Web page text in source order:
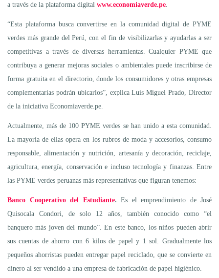
a través de la plataforma digital www.economiaverde.pe
“Esta plataforma busca convertirse en la comunidad digital de PYME
verdes más grande del Perú, con el fin de visibilizarlas y ayudarlas a ser
competitivas a través de diversas herramientas. Cualquier PYME que
contribuya a generar mejoras sociales o ambientales puede inscribirse de
forma gratuita en el directorio, donde los consumidores y otras empresas
complementarias podrán ubicarlos”, explica Luis Miguel Prado, Director
de la iniciativa Economiaverde.pe.
Actualmente, más de 100 PYME verdes se han unido a esta comunidad.
La mayoría de ellas opera en los rubros de moda y accesorios, consumo
responsable, alimentación y nutrición, artesanía y decoración, reciclaje,
agricultura, energía, conservación e incluso tecnología y finanzas. Entre
las PYME verdes peruanas más representativas que figuran tenemos:
Banco Cooperativo del Estudiante. Es el emprendimiento de José
Quisocala Condori, de solo 12 años, también conocido como “el
banquero más joven del mundo”. En este banco, los niños pueden abrir
sus cuentas de ahorro con 6 kilos de papel y 1 sol. Gradualmente los
pequeños ahorristas pueden entregar papel reciclado, que se convierte en
dinero al ser vendido a una empresa de fabricación de papel higiénico.